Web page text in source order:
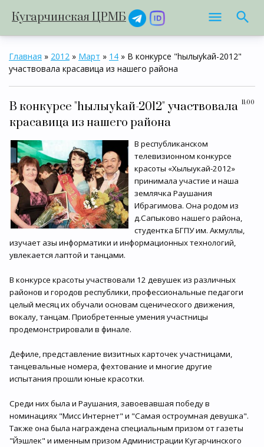
Кугарчинская ЦРМБ
Главная » 2012 » Март » 14 » В конкурсе "hылыуkай-2012"
участвовала красавица из нашего района
11:00
В конкурсе "hылыуkай-2012" участвовала
красавица из нашего района
В республиканском
телевизионном конкурсе
красоты «Хылыукай-2012»
принимала участие и наша
землячка Раушания
Ибрагимова. Она родом из
д.Сапыково нашего района,
студентка БГПУ им. Акмуллы,
изучает азы информатики и информационных технологий,
увлекается лаптой и танцами.
В конкурсе красоты участвовали 12 девушек из различных
районов и городов республики, профессиональные педагоги
целый месяц их обучали основам сценического движения,
вокалу, танцам. Приобретенные умения участницы
продемонстрировали в финале.
Дефиле, представление визитных карточек участницами,
танцевальные номера, фехтование и многие другие
испытания прошли юные красотки.
Среди них была и Раушания, завоевавшая победу в
номинациях "Мисс Интернет" и "Самая остроумная девушка".
Также она была награждена специальным призом от газеты
"Йэшлек" и именным призом Администрации Кугарчинского